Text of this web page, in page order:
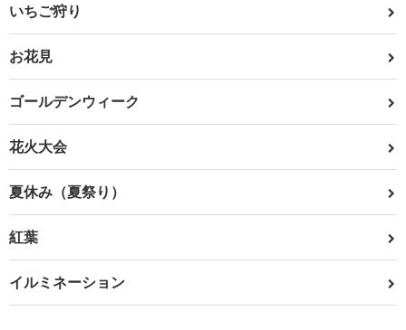
いちご狩り
お花見
ゴールデンウィーク
花火大会
夏休み（夏祭り）
紅葉
イルミネーション